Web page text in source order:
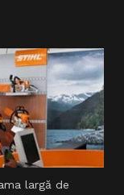
largă de